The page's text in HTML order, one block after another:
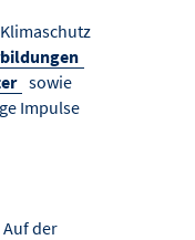
sowie
Impulse
der